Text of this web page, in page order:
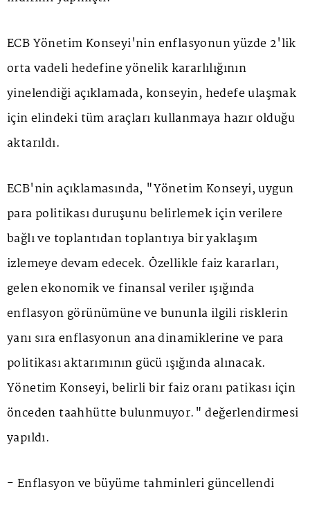
ECB Yönetim Konseyi'nin enflasyonun yüzde 2'lik
orta vadeli hedefine yönelik kararlılığının
yinelendiği açıklamada, konseyin, hedefe ulaşmak
için elindeki tüm araçları kullanmaya hazır olduğu
aktarıldı.
ECB'nin açıklamasında, "Yönetim Konseyi, uygun
para politikası duruşunu belirlemek için verilere
bağlı ve toplantıdan toplantıya bir yaklaşım
izlemeye devam edecek. Özellikle faiz kararları,
gelen ekonomik ve finansal veriler ışığında
enflasyon görünümüne ve bununla ilgili risklerin
yanı sıra enflasyonun ana dinamiklerine ve para
politikası aktarımının gücü ışığında alınacak.
Yönetim Konseyi, belirli bir faiz oranı patikası için
önceden taahhütte bulunmuyor." değerlendirmesi
yapıldı.
- Enflasyon ve büyüme tahminleri güncellendi